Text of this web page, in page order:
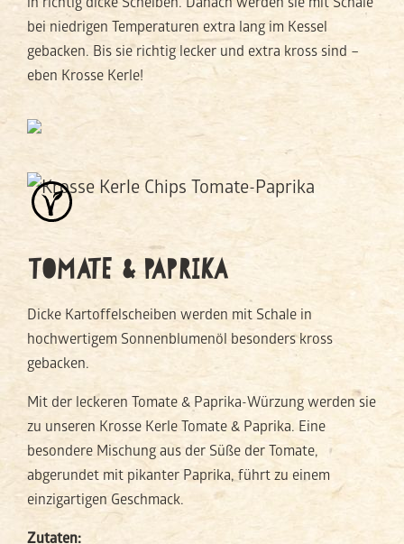
bei niedrigen Temperaturen extra lang im Kessel
gebacken. Bis sie richtig lecker und extra kross sind –
eben Krosse Kerle!
TOMATE & PAPRIKA
Dicke Kartoffelscheiben werden mit Schale in
hochwertigem Sonnenblumenöl besonders kross
gebacken.
Mit der leckeren Tomate & Paprika-Würzung werden sie
zu unseren Krosse Kerle Tomate & Paprika. Eine
besondere Mischung aus der Süße der Tomate,
abgerundet mit pikanter Paprika, führt zu einem
einzigartigen Geschmack.
Zutaten: